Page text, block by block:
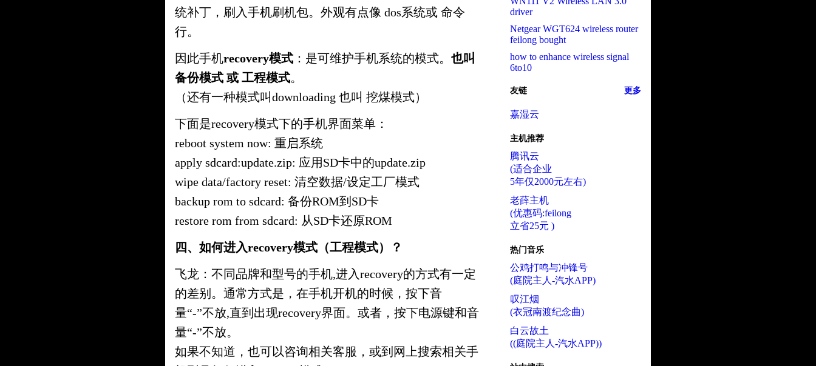
统补丁，刷入手机刷机包。外观有点像 dos系统或 命令
行。
因此手机recovery模式 ：是可维护手机系统的模式。 也叫
备份模式 或 工程模式。
（还有一种模式叫downloading 也叫 挖煤模式）
下面是recovery模式下的手机界面菜单：
reboot system now: 重启系统
apply sdcard:update.zip: 应用SD卡中的update.zip
wipe data/factory reset: 清空数据/设定工厂模式
backup rom to sdcard: 备份ROM到SD卡
restore rom from sdcard: 从SD卡还原ROM
四、如何进入recovery模式（工程模式）？
飞龙：不同品牌和型号的手机,进入recovery的方式有一定
的差别。通常方式是，在手机开机的时候，按下音
量“-”不放,直到出现recovery界面。或者，按下电源键和音
量“-”不放。
如果不知道，也可以咨询相关客服，或到网上搜索相关手
driver
Netgear WGT624 wireless router
feilong bought
how to enhance wireless signal
6to10
友链 更多
嘉湿云
主机推荐
腾讯云
(适合企业
5年仅2000元左右)
老薛主机
(优惠码:feilong
立省25元 )
热门音乐
公鸡打鸣与冲锋号
(庭院主人-汽水APP)
叹江烟
(衣冠南渡纪念曲)
白云故土
((庭院主人-汽水APP))